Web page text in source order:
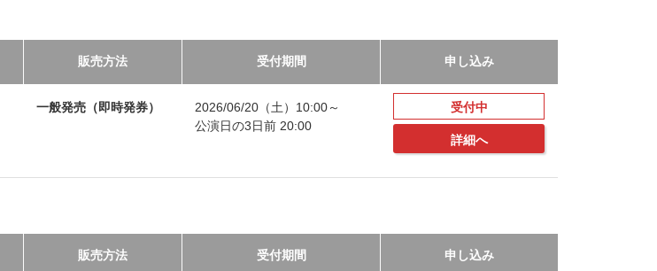
販売方法 受付期間 申し込み
一般発売（即時発券）
2026/06/20（土）10:00～
公演日の3日前 20:00
受付中
詳細へ
販売方法 受付期間 申し込み